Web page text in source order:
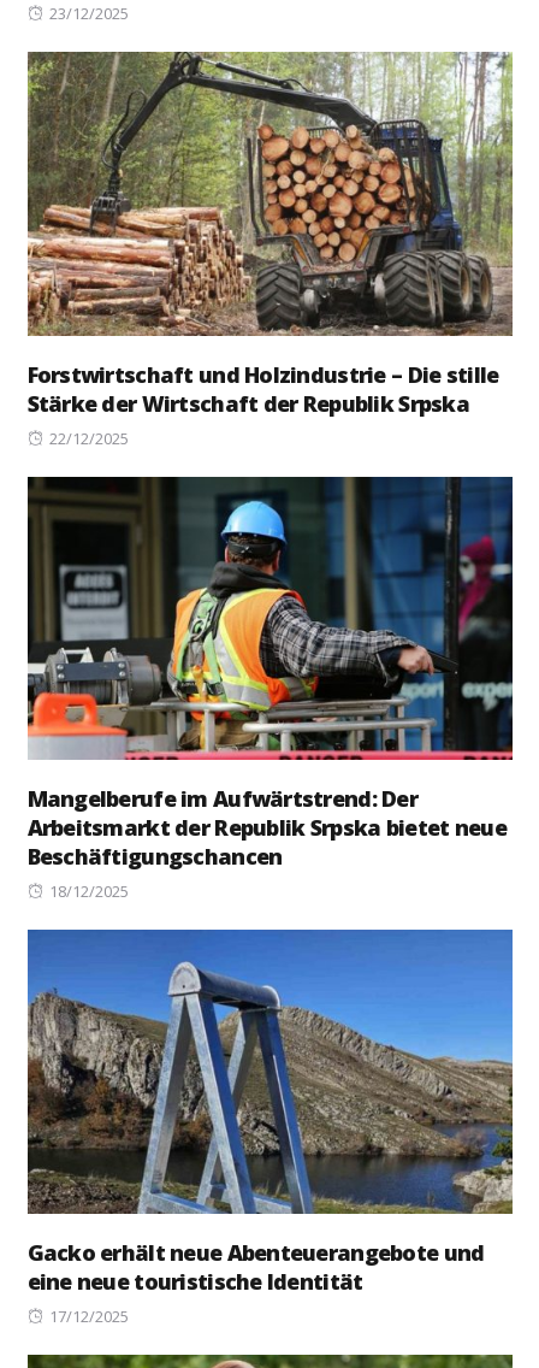
Posted
23/12/2025
Forstwirtschaft und Holzindustrie – Die stille
Stärke der Wirtschaft der Republik Srpska
Posted
22/12/2025
Mangelberufe im Aufwärtstrend: Der
Arbeitsmarkt der Republik Srpska bietet neue
Beschäftigungschancen
Posted
18/12/2025
Gacko erhält neue Abenteuerangebote und
eine neue touristische Identität
Posted
17/12/2025